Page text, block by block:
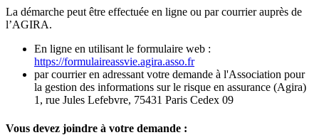
La démarche peut être effectuée en ligne ou par courrier auprès de
l’AGIRA.
En ligne en utilisant le formulaire web :
https://formulaireassvie.agira.asso.fr
par courrier en adressant votre demande à l'Association pour
la gestion des informations sur le risque en assurance (Agira)
1, rue Jules Lefebvre, 75431 Paris Cedex 09
Vous devez joindre à votre demande :